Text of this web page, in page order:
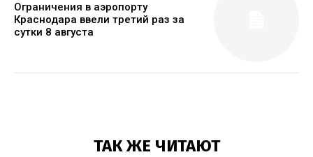
Ограничения в аэропорту
Краснодара ввели третий раз за
сутки 8 августа
ТАК ЖЕ ЧИТАЮТ